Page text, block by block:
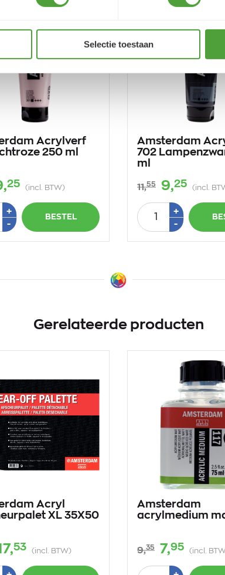
Selectie toestaan
Acrylverf
250 ml
25 (incl. BTW)
+Plus
-Min
BESTEL
Amsterdam
702
ml
11,55 9,25 (incl.
Aantal +Plus
-Min
Gerelateerde producten
Acryl
XL 35X50
53 (incl. BTW)
Amsterdam
acrylmedium
9,35 7,95 (incl.
Aantal